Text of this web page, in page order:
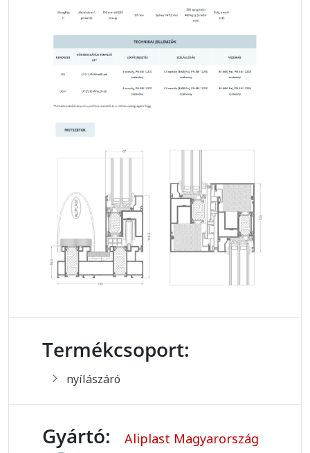
Termékcsoport:
nyílászáró
Gyártó: Aliplast Magyarország